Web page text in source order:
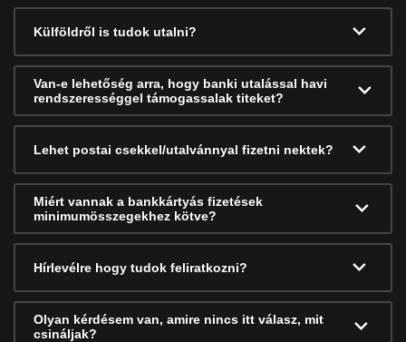
Külföldről is tudok utalni?
Van-e lehetőség arra, hogy banki utalással havi
rendszerességgel támogassalak titeket?
Lehet postai csekkel/utalvánnyal fizetni nektek?
Miért vannak a bankkártyás fizetések
minimumösszegekhez kötve?
Hírlevélre hogy tudok feliratkozni?
Olyan kérdésem van, amire nincs itt válasz, mit
csináljak?